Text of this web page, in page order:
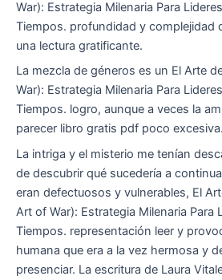
War): Estrategia Milenaria Para
Tiempos. profundidad y complejidad
una lectura gratificante.
La mezcla de géneros es un El Arte
War): Estrategia Milenaria Para
Tiempos. logro, aunque a veces la
parecer libro gratis pdf poco excesiva.
La intriga y el misterio me tenían
de descubrir qué sucedería a
eran defectuosos y vulnerables, El
Art of War): Estrategia Milenaria Para
Tiempos. representación leer y
humana que era a la vez hermosa y
presenciar. La escritura de Laura